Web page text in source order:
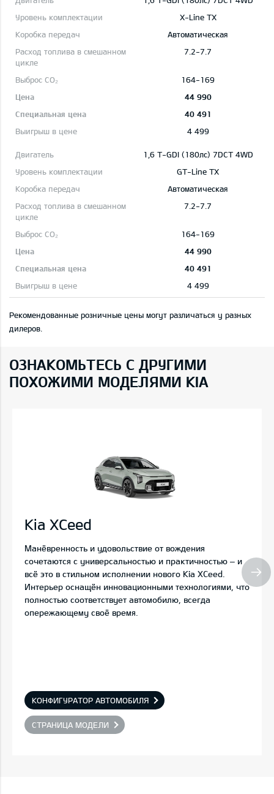
X-Line TX
Автоматическая
7.2-7.7
164-169
44 990
40 491
4 499
1,6 T-GDI (180лс) 7DCT 4WD
GT-Line TX
Автоматическая
7.2-7.7
164-169
44 990
40 491
4 499
Рекомендованные розничные цены могут различаться у разных
дилеров.
ОЗНАКОМЬТЕСЬ С ДРУГИМИ
ПОХОЖИМИ МОДЕЛЯМИ KIA
Kia XCeed
Манёвренность и удовольствие от вождения
сочетаются с универсальностью и практичностью – и
всё это в стильном исполнении нового Kia XCeed.
Интерьер оснащён инновационными технологиями, что
полностью соответствует автомобилю, всегда
опережающему своё время.
КОНФИГУРАТОР АВТОМОБИЛЯ
СТРАНИЦА МОДЕЛИ